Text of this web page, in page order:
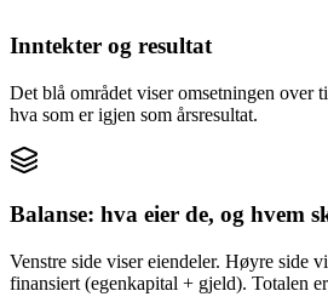
Inntekter og resultat
Det blå området viser omsetningen over
hva som er igjen som årsresultat.
Balanse: hva eier de, og hvem
Venstre side viser eiendeler. Høyre side
finansiert (egenkapital + gjeld). Totalen